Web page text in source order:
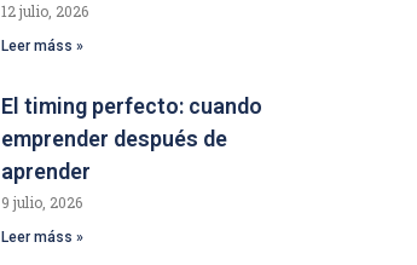
12 julio, 2026
Leer máss »
El timing perfecto: cuando
emprender después de
aprender
9 julio, 2026
Leer máss »